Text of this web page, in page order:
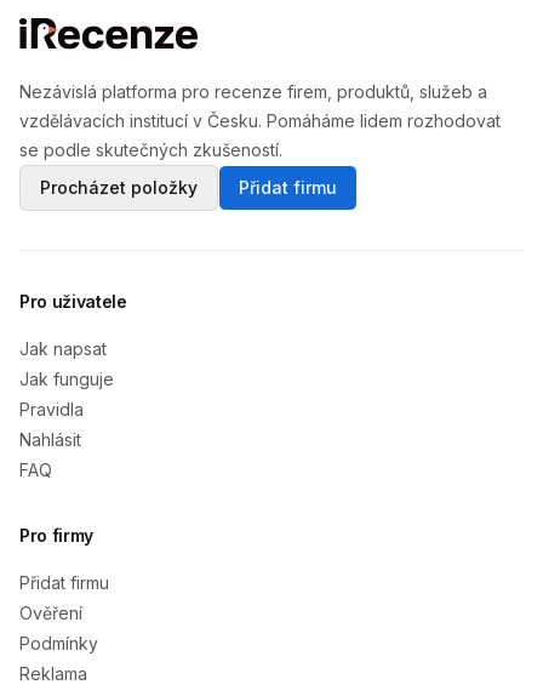
Nezávislá platforma pro recenze firem, produktů, služeb a
vzdělávacích institucí v Česku. Pomáháme lidem rozhodovat
se podle skutečných zkušeností.
Procházet položky
Přidat firmu
Pro uživatele
Jak napsat
Jak funguje
Pravidla
Nahlásit
FAQ
Pro firmy
Přidat firmu
Ověření
Podmínky
Reklama